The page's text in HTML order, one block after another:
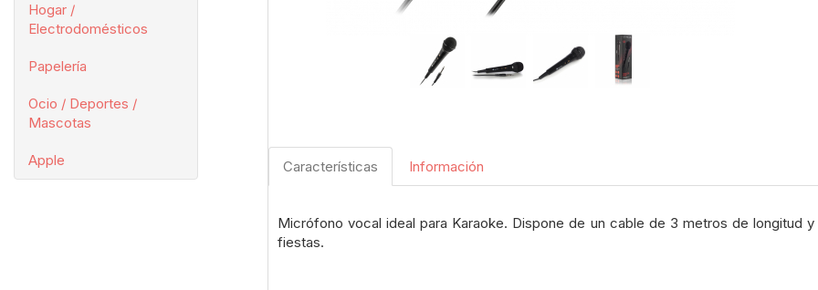
Hogar /
Electrodomésticos
Papelería
Ocio / Deportes /
Mascotas
Apple Características Información
Micrófono vocal ideal para Karaoke. Dispone de un cable de 3 metros de longitud
fiestas.